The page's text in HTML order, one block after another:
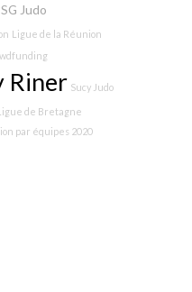
Judo
Ligue de la Réunion
Riner Sucy Judo
de Bretagne
par équipes 2020